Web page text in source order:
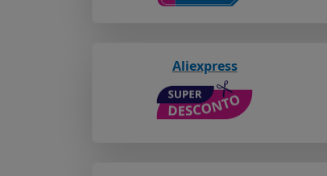
Aliexpress